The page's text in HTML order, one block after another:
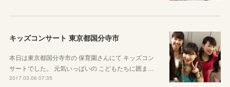
キッズコンサート 東京都国分寺市
本日は東京都国分寺市の 保育園さんにて キッズコン
サートでした。 元気いっぱいの こどもたちに囲ま…
2017.03.06 07:35